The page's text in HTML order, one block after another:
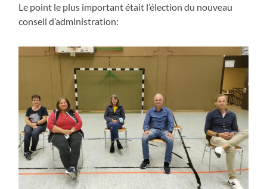
Le point le plus important était l’élection du nouveau
conseil d’administration: